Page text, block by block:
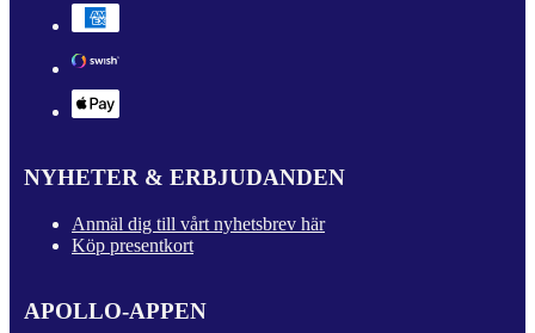
NYHETER & ERBJUDANDEN
Anmäl dig till vårt nyhetsbrev här
Köp presentkort
APOLLO-APPEN